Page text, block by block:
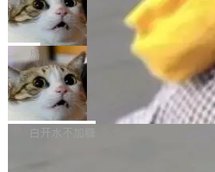
意味着一个无人看管的 AI 程序，在近半
里日夜不停地"烧钱"。 复盘显示，...
而美国模型厂商在"闭门造车"。他的原话
ding in silos"——各自为战，互不通气。
断从他嘴里说出来分量不同。Hugging
全球最大的开源 AI 平台，上面跑着上百
型。谁在开源赛道上领先，...
序给别人用。偶尔有人自己写个博客系统
家居控制、家庭实验室，都算稀奇事。
aw 是 Shelley 的作者，一个开源 AI
nt。他最近在博客上写了一篇文章，核
简单：开发者工具必须开源。 理由不是
由软件情怀，而是一个跟 AI agent 直接
技术判断。 两行 prompt 就能个性化任
DeepSeek Harness 宣布内测邀请
网最大规模开源 Agent 路演现场诞生
一条内测招募帖，发出去的时候大概没
会变成一场开源 Agent 生态的路演。 8
DeepSeek Harness 团队负责人崔添翼
i）在 X 上发帖： 「如果你是 Agent
关开源项目的开发者，希望参加
ness 的内测，可以回复或私信联系我。
局
商汤 SenseNova U1.5-Lite-Preview
开源
商汤科技宣布面向社区开源轻量级统一
型的预览版本 SenseNova U1.5-Lite-
白开水不加糖